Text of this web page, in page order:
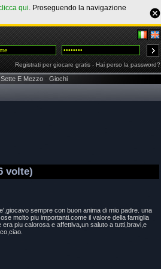
qui. Proseguendo la navigazione
Registrati per giocare gratis - Hai perso la password?
Sette E Mezzo - Giochi
volte)
sempre con buon anima di mio padre. una
molto piu importanti.come il valore della famiglia
piu calorosa e affettiva,un saluto a tutti,bravi,e